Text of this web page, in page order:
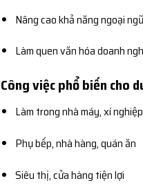
Nâng cao khả năng ngoại ngữ
Làm quen văn hóa doanh
Công việc phổ biến cho
Làm trong nhà máy, xí nghiệp
Phụ bếp, nhà hàng, quán ăn
Siêu thị, cửa hàng tiện lợi